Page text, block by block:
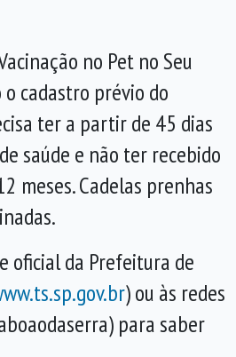
no Pet no Seu
cadastro prévio do
ter a partir de 45 dias
saúde e não ter recebido
meses. Cadelas prenhas
oficial da Prefeitura de
) ou às redes
para saber